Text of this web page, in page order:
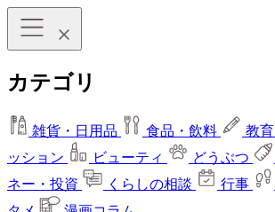
カテゴリ
雑貨・日用品 食品・飲料 教育
ッション
ビューティ どうぶつ
ネー・投資
くらしの相談 行事